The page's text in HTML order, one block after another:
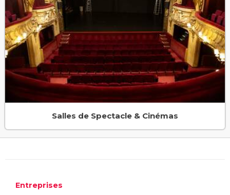
Salles de Spectacle & Cinémas
Entreprises